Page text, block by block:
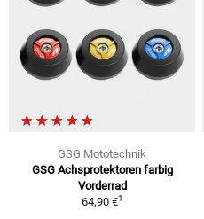
GSG Mototechnik
GSG Achsprotektoren farbig
Vorderrad
64,90 €1